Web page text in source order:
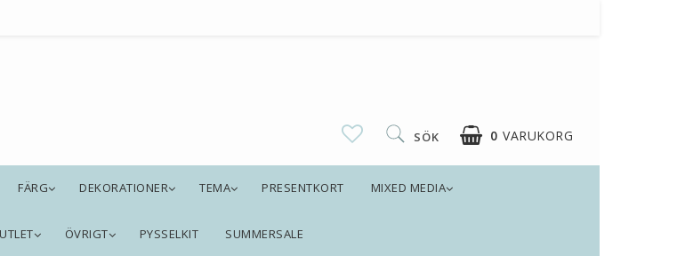
0 VARUKORG
DIN VARUKORG ÄR TOM
SÖK
FÄRG DEKORATIONER TEMA PRESENTKORT MIXED MEDIA
ÖVRIGT PYSSELKIT SUMMERSALE